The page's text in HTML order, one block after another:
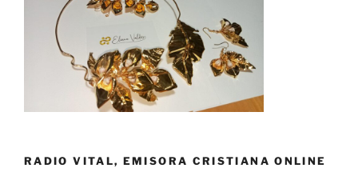
RADIO VITAL, EMISORA CRISTIANA ONLINE